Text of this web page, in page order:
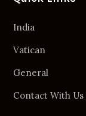
India
Vatican
General
Contact With Us